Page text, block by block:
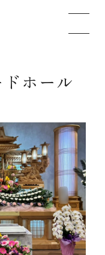
ついて
ドホール